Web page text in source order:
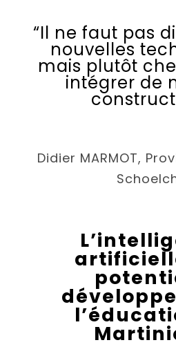
“Il ne faut pas
nouvelles
mais plutôt
intégrer de
Didier MARMOT,